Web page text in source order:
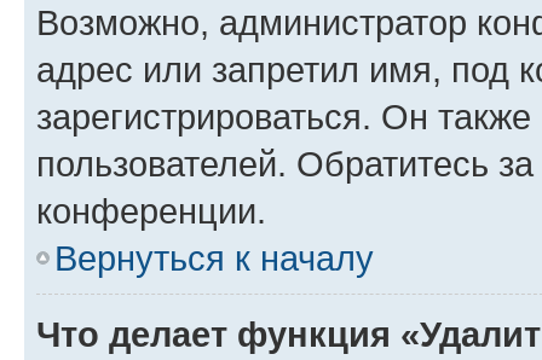
Возможно, администратор
адрес или запретил имя, под
зарегистрироваться. Он
пользователей. Обратитесь
конференции.
Вернуться к началу
Что делает функция